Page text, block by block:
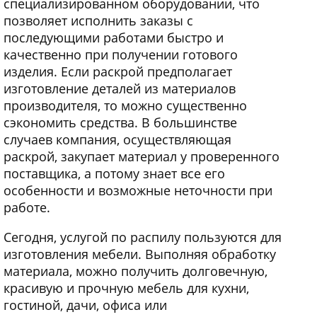
специализированном оборудовании, что
позволяет исполнить заказы с
последующими работами быстро и
качественно при получении готового
изделия. Если раскрой предполагает
изготовление деталей из материалов
производителя, то можно существенно
сэкономить средства. В большинстве
случаев компания, осуществляющая
раскрой, закупает материал у проверенного
поставщика, а потому знает все его
особенности и возможные неточности при
работе.
Сегодня, услугой по распилу пользуются для
изготовления мебели. Выполняя обработку
материала, можно получить долговечную,
красивую и прочную мебель для кухни,
гостиной, дачи, офиса или